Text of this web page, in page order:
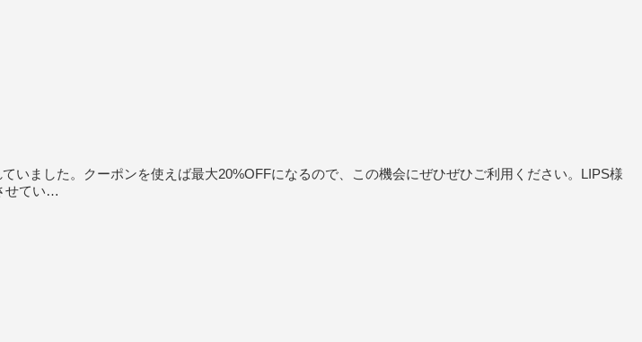
ました。クーポンを使えば最大20%OFFになるので、この機会にぜひぜひご利用ください。LIPS様
せてい…